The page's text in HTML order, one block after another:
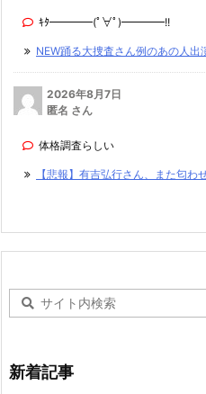
ｷﾀ━━━━(ﾟ∀ﾟ)━━━━!!
NEW踊る大捜査さん例のあの人出
2026年8月7日
匿名 さん
体格調査らしい
【悲報】有吉弘行さん、また匂わ
新着記事